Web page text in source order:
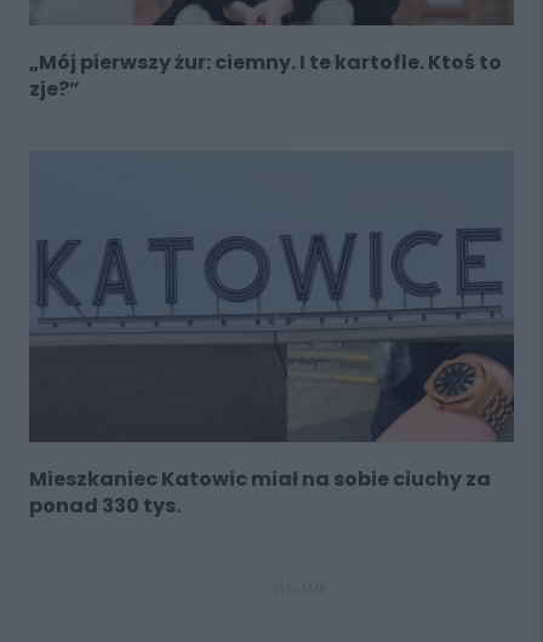
„Mój pierwszy żur: ciemny. I te kartofle. Ktoś to
zje?”
Mieszkaniec Katowic miał na sobie ciuchy za
ponad 330 tys.